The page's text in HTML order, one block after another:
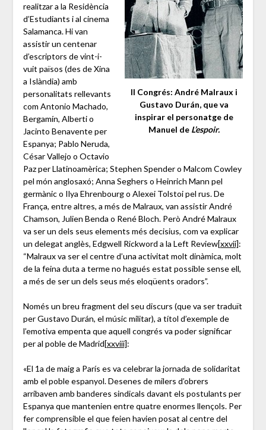
II Congrés: André Malraux i
Gustavo Durán, que va
inspirar el personatge de
Manuel de L’espoir.
realitzar a la Residència
d’Estudiants i al cinema
Salamanca. Hi van
assistir un centenar
d’escriptors de vint-i-
vuit països (des de Xina
a Islàndia) amb
personalitats rellevants
com Antonio Machado,
Bergamín, Alberti o
Jacinto Benavente per
Espanya; Pablo Neruda,
César Vallejo o Octavio
Paz per Llatinoamèrica; Stephen Spender o Malcom Cowley
pel món anglosaxó; Anna Seghers o Heinrich Mann pel
germànic o Ilya Ehrenbourg o Alexei Tolstoi pel rus. De
França, entre altres, a més de Malraux, van assistir André
Chamson, Julien Benda o René Bloch. Però André Malraux
va ser un dels seus elements més decisius, com va explicar
un delegat anglès, Edgwell Rickword a la Left Review[xxvii]:
“Malraux va ser el centre d’una activitat molt dinàmica, molt
de la feina duta a terme no hagués estat possible sense ell,
a més de ser un dels seus més eloqüents oradors”.
Només un breu fragment del seu discurs (que va ser traduït
per Gustavo Durán, el músic militar), a títol d’exemple de
l’emotiva empenta que aquell congrés va poder significar
per al poble de Madrid[xxviii]:
«El 1a de maig a París es va celebrar la jornada de solidaritat
amb el poble espanyol. Desenes de milers d’obrers
arribaven amb banderes sindicals davant els postulants per
Espanya que mantenien entre quatre enormes llençols. Per
fer comprensible el que feien havien posat al centre del